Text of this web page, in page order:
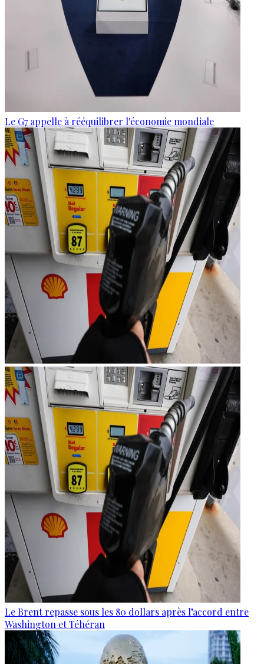
Le G7 appelle à rééquilibrer l'économie mondiale
Le Brent repasse sous les 80 dollars après l’accord entre
Washington et Téhéran